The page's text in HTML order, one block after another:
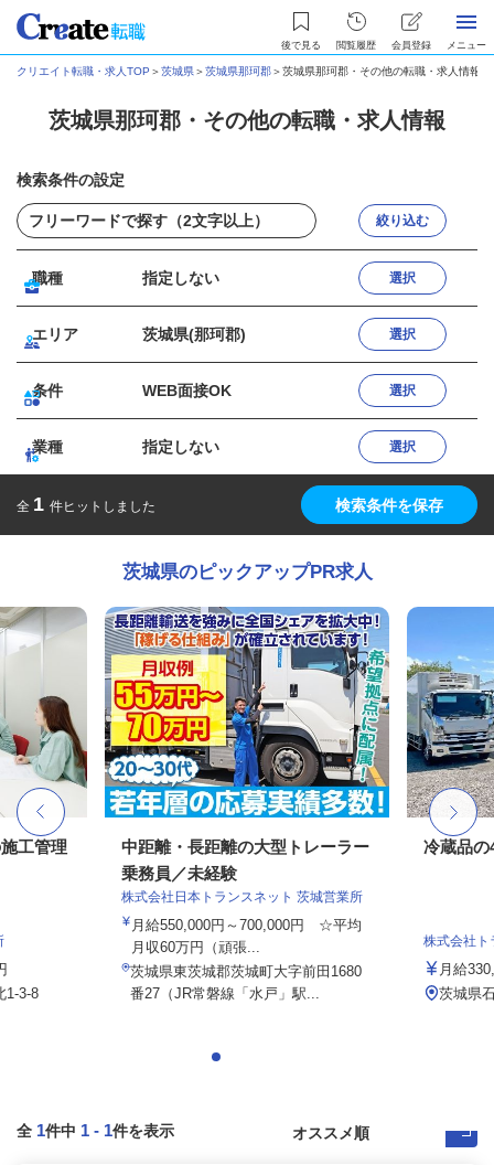
後で見る 閲覧履歴 会員登録 メニュー
クリエイト転職・求人TOP ＞茨城県＞茨城県那珂郡＞茨城県那珂郡・その他の転職・求人情報
茨城県那珂郡・その他の転職・求人情報
検索条件の設定
絞り込む
職種 指定しない 選択
エリア 茨城県(那珂郡) 選択
条件 WEB面接OK 選択
業種 指定しない 選択
全 1 件ヒットしました 検索条件を保存
茨城県のピックアップPR求人
工管理
1-3-8
中距離・長距離の大型トレーラー
乗務員／未経験
株式会社日本トランスネット 茨城営業所
月給550,000円～700,000円 ☆平均
月収60万円（頑張...
茨城県東茨城郡茨城町大字前田1680
番27（JR常磐線「水戸」駅...
冷蔵品
株式会社ト
月給
茨城県
全 1件中 1 - 1件を表示